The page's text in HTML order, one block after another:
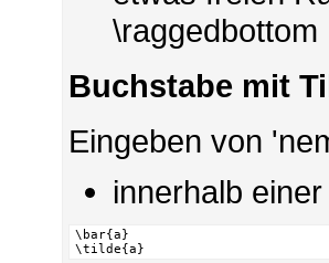
\raggedbottom
Buchstabe mit
Eingeben von
innerhalb
\bar{a}
\tilde{a}